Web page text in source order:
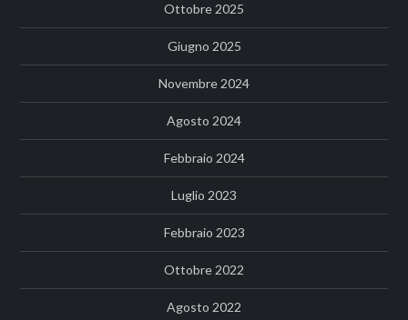
Ottobre 2025
Giugno 2025
Novembre 2024
Agosto 2024
Febbraio 2024
Luglio 2023
Febbraio 2023
Ottobre 2022
Agosto 2022